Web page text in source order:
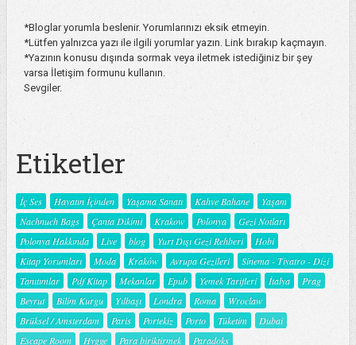
*Bloglar yorumla beslenir. Yorumlarınızı eksik etmeyin.
*Lütfen yalnızca yazı ile ilgili yorumlar yazın. Link bırakıp kaçmayın.
*Yazının konusu dışında sormak veya iletmek istediğiniz bir şey
varsa İletişim formunu kullanın.
Sevgiler.
Etiketler
İç Ses Hayatın İçinden Yaşama Sanatı Kahve Bahane
Yaşam
Nachnuch Bags
Çanta Dikimi Krakow Polonya
Gezi Notları
Polonya Hakkında
Live blog Yurt Dışı Gezi Rehberi
Hobi
Kitap Yorumları
Moda Kraków Avrupa Gezileri
Sinema - Tiyatro - Dizi
Tanıtımlar
Pdf Kitap Mekanlar Epub Yemek Tarifleri İtalya
Prag
Beyrut
Bilim Kurgu Yılbaşı Londra Roma
Wroclaw
Brüksel / Amsterdam
Paris Portekiz Porto Tüketim
Dubai
Escape Room
Hygge Para biriktirmek Paradoks